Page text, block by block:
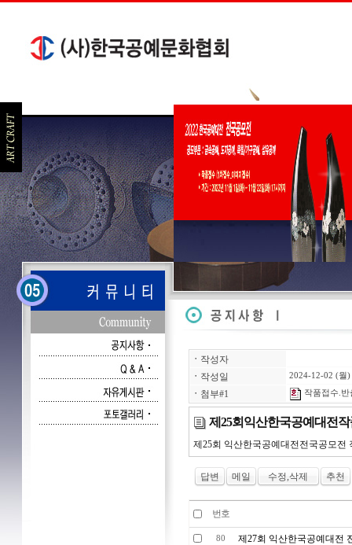
ㆍ 작성자
ㆍ 작성일 2024-12-02 (월)
ㆍ 첨부#1 작품접수.반
제25회익산한국공예대전
제25회 익산한국공예대전전국공모전
답변 메일 수정,삭제 추천
번호
80 제27회 익산한국공예대전